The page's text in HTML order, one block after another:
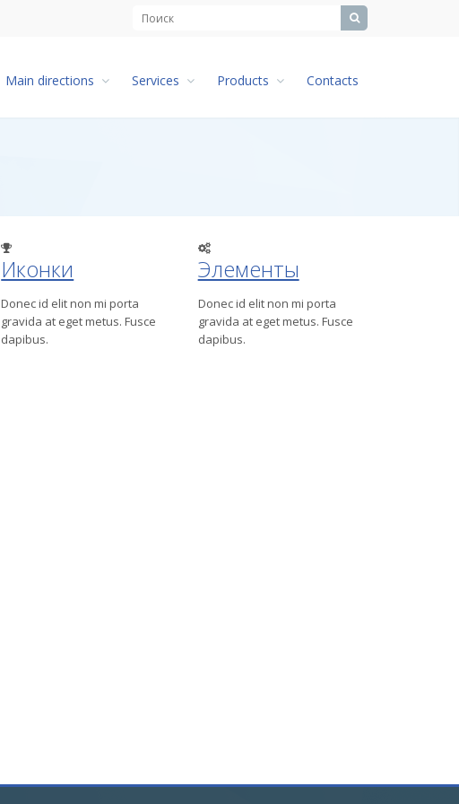
Main directions Services Products Contacts
Иконки
Donec id elit non mi porta
gravida at eget metus. Fusce
dapibus.
Элементы
Donec id elit non mi porta
gravida at eget metus. Fusce
dapibus.